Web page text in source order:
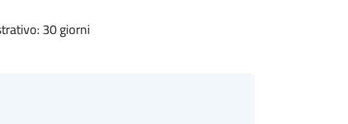
30 giorni